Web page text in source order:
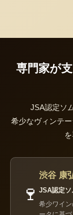
専門家が
JSA認定ソ
希少なヴィンテ
🍷
渋谷 康
JSA認定ソ
希少ワイ